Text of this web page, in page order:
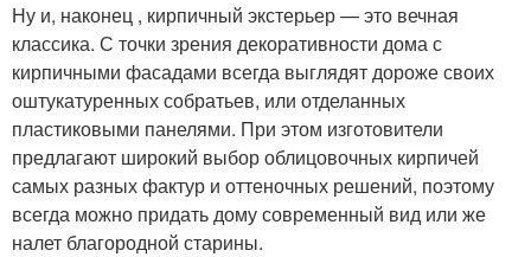
Ну и, наконец , кирпичный экстерьер — это вечная
классика. С точки зрения декоративности дома с
кирпичными фасадами всегда выглядят дороже своих
оштукатуренных собратьев, или отделанных
пластиковыми панелями. При этом изготовители
предлагают широкий выбор облицовочных кирпичей
самых разных фактур и оттеночных решений, поэтому
всегда можно придать дому современный вид или же
налет благородной старины.